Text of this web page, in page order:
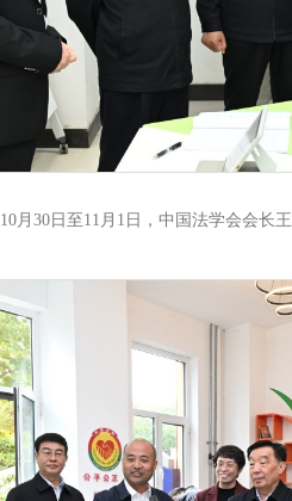
10月30日至11月1日，中国法学会会长